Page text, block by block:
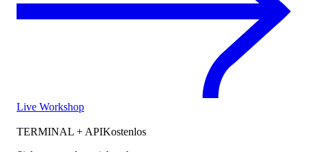
Live Workshop
TERMINAL + APIKostenlos